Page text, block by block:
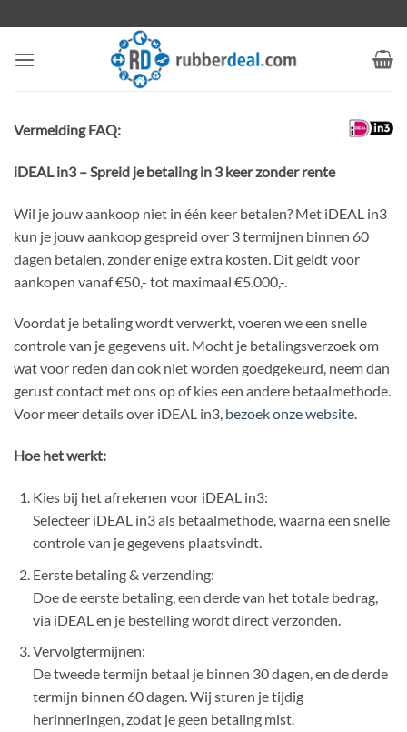
naar
inhoud
Vermelding FAQ:
iDEAL in3 – Spreid je betaling in 3 keer zonder rente
Wil je jouw aankoop niet in één keer betalen? Met iDEAL in3
kun je jouw aankoop gespreid over 3 termijnen binnen 60
dagen betalen, zonder enige extra kosten. Dit geldt voor
aankopen vanaf €50,- tot maximaal €5.000,-.
Voordat je betaling wordt verwerkt, voeren we een snelle
controle van je gegevens uit. Mocht je betalingsverzoek om
wat voor reden dan ook niet worden goedgekeurd, neem dan
gerust contact met ons op of kies een andere betaalmethode.
Voor meer details over iDEAL in3, bezoek onze website.
Hoe het werkt:
Kies bij het afrekenen voor iDEAL in3:
Selecteer iDEAL in3 als betaalmethode, waarna een snelle
controle van je gegevens plaatsvindt.
Eerste betaling & verzending:
Doe de eerste betaling, een derde van het totale bedrag,
via iDEAL en je bestelling wordt direct verzonden.
Vervolgtermijnen:
De tweede termijn betaal je binnen 30 dagen, en de derde
termijn binnen 60 dagen. Wij sturen je tijdig
herinneringen, zodat je geen betaling mist.